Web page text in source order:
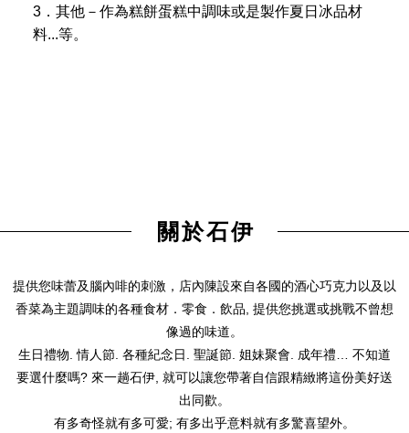
3．其他－作為糕餅蛋糕中調味或是製作夏日冰品材
料...等。
關於石伊
提供您味蕾及腦內啡的刺激，店內陳設來自各國的酒心巧克力以及以
香菜為主題調味的各種食材．零食．飲品, 提供您挑選或挑戰不曾想
像過的味道。
生日禮物. 情人節. 各種紀念日. 聖誕節. 姐妹聚會. 成年禮… 不知道
要選什麼嗎? 來一趟石伊, 就可以讓您帶著自信跟精緻將這份美好送
出同歡。
有多奇怪就有多可愛; 有多出乎意料就有多驚喜望外。